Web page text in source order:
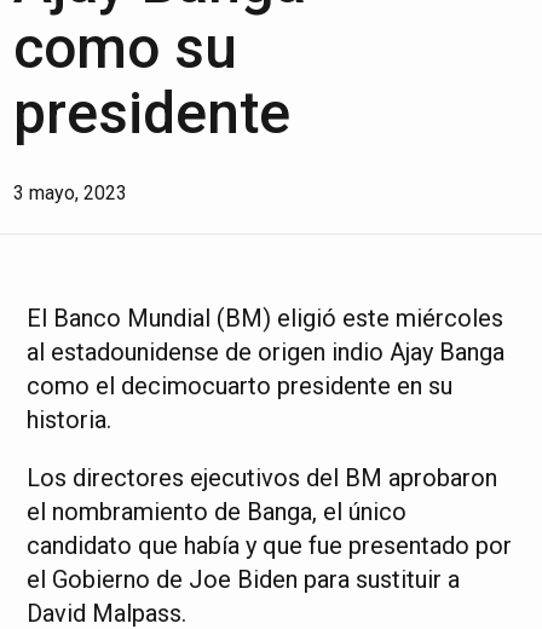
como su
presidente
3 mayo, 2023
El Banco Mundial (BM) eligió este miércoles
al estadounidense de origen indio Ajay Banga
como el decimocuarto presidente en su
historia.
Los directores ejecutivos del BM aprobaron
el nombramiento de Banga, el único
candidato que había y que fue presentado por
el Gobierno de Joe Biden para sustituir a
David Malpass.